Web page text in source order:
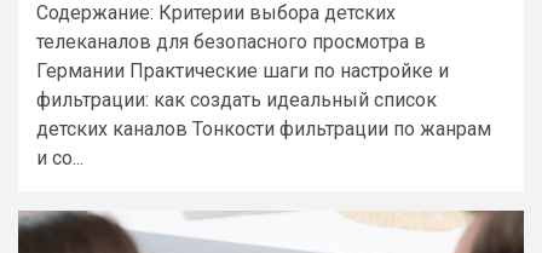
Содержание: Критерии выбора детских
телеканалов для безопасного просмотра в
Германии Практические шаги по настройке и
фильтрации: как создать идеальный список
детских каналов Тонкости фильтрации по жанрам
и со...